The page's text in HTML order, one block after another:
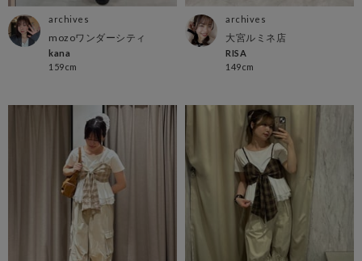
archives
mozoワンダーシティ
kana
159cm
archives
大宮ルミネ店
RISA
149cm